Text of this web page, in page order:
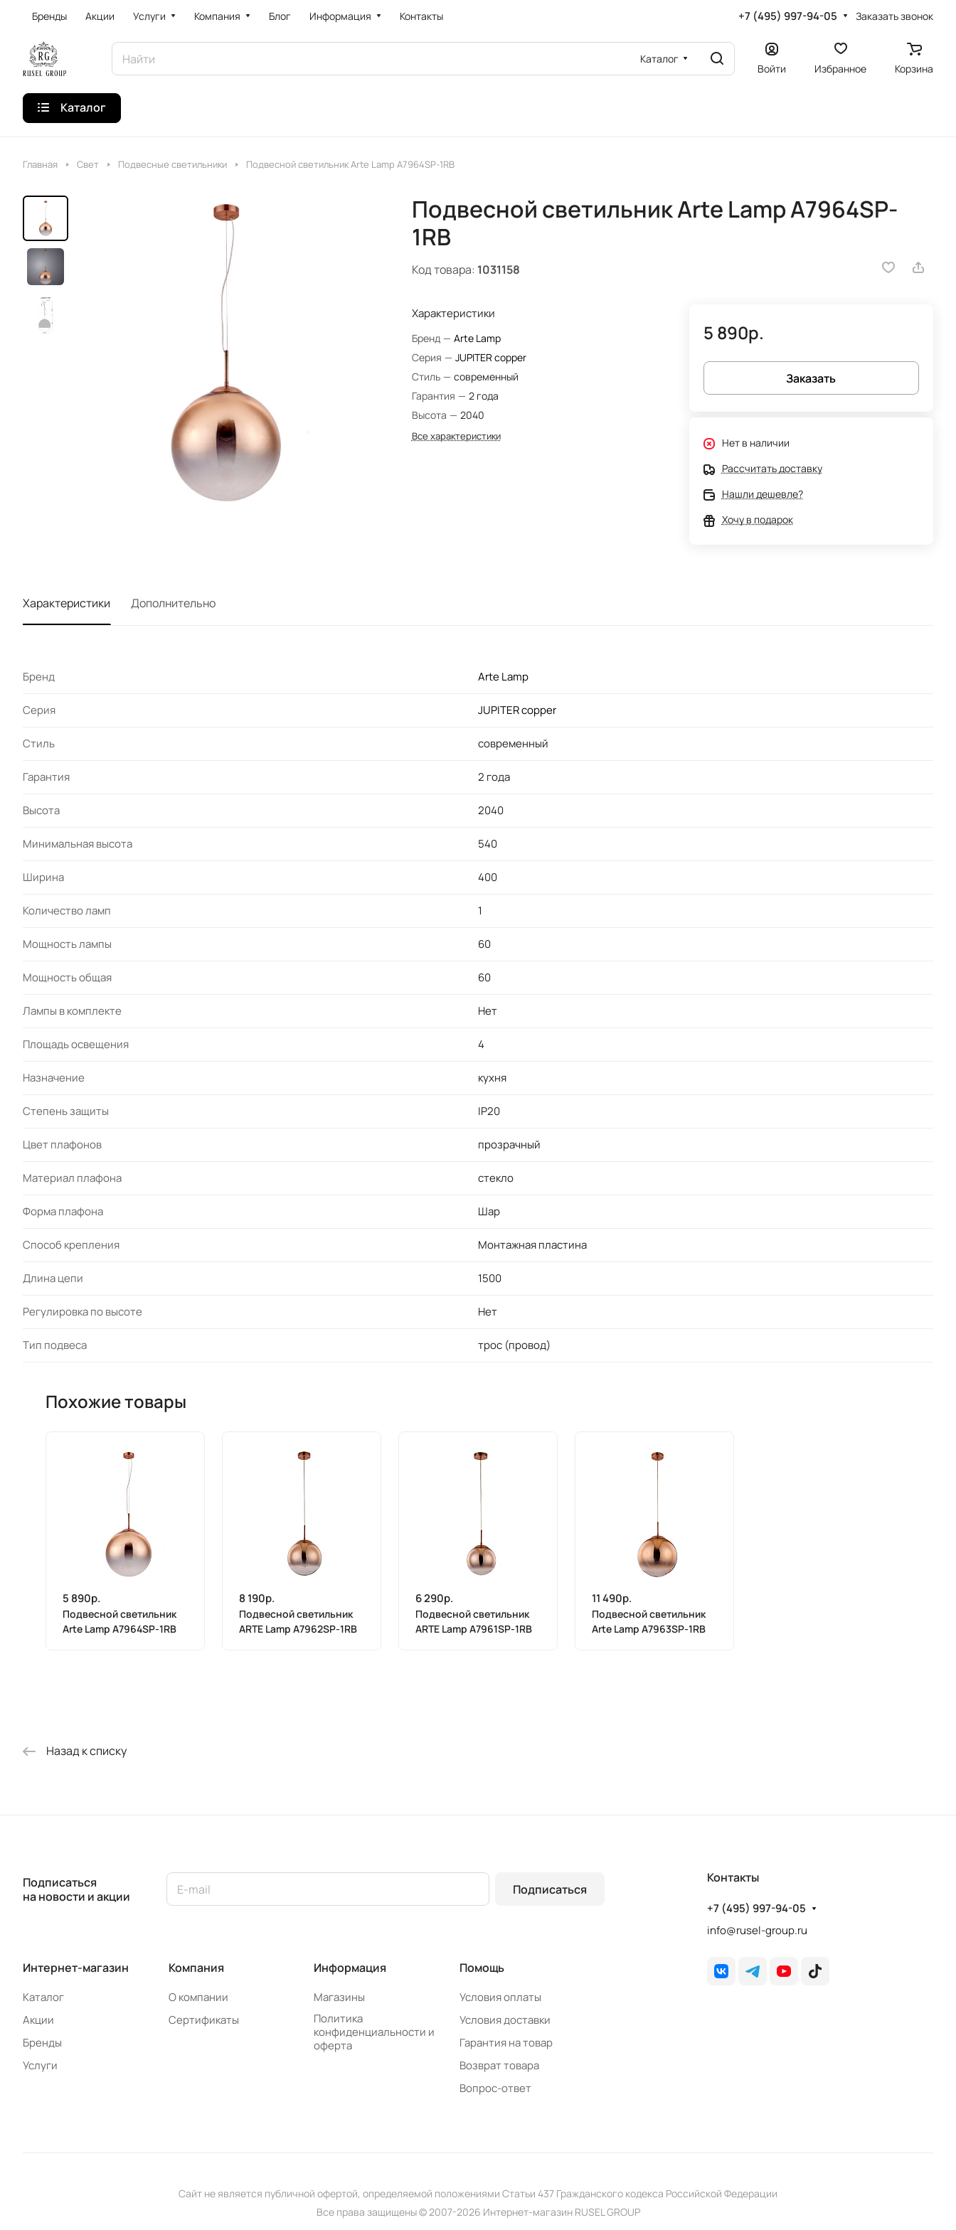
Бренды Акции Услуги Компания Блог Информация Контакты +7 (495) 997-94-05 Заказать звонок
Каталог
Войти Избранное Корзина
Каталог
Главная Свет Подвесные светильники Подвесной светильник Arte Lamp A7964SP-1RB
Подвесной светильник Arte Lamp A7964SP-
1RB
Код товара: 1031158
Характеристики
Бренд — Arte Lamp
Серия — JUPITER copper
Стиль — современный
Гарантия — 2 года
Высота — 2040
Все характеристики
5 890р.
Заказать
Нет в наличии
Рассчитать доставку
Нашли дешевле?
Хочу в подарок
Характеристики Дополнительно
Бренд Arte Lamp
Серия JUPITER copper
Стиль современный
Гарантия 2 года
Высота 2040
Минимальная высота 540
Ширина 400
Количество ламп 1
Мощность лампы 60
Мощность общая 60
Лампы в комплекте Нет
Площадь освещения 4
Назначение кухня
Степень защиты IP20
Цвет плафонов прозрачный
Материал плафона стекло
Форма плафона Шар
Cпособ крепления Монтажная пластина
Длина цепи 1500
Регулировка по высоте Нет
Тип подвеса трос (провод)
Похожие товары
5 890р.
Подвесной светильник
Arte Lamp A7964SP-1RB
8 190р.
Подвесной светильник
ARTE Lamp A7962SP-1RB
6 290р.
Подвесной светильник
ARTE Lamp A7961SP-1RB
11 490р.
Подвесной светильник
Arte Lamp A7963SP-1RB
Назад к списку
Подписаться
на новости и акции
Подписаться
Интернет-магазин
Каталог
Акции
Бренды
Услуги
Компания
О компании
Сертификаты
Информация
Магазины
Политика
конфиденциальности и
оферта
Помощь
Условия оплаты
Условия доставки
Гарантия на товар
Возврат товара
Вопрос-ответ
Контакты
+7 (495) 997-94-05
info@rusel-group.ru
Сайт не является публичной офертой, определяемой положениями Статьи 437 Гражданского кодекса Российской Федерации
Все права защищены © 2007-2026 Интернет-магазин RUSEL GROUP